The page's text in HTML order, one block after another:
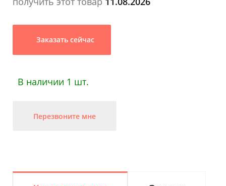
Заказать сейчас
В наличии 1 шт.
Перезвоните мне